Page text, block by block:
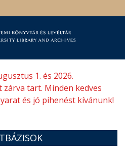
1. és 2026.
tart. Minden kedves
és jó pihenést kívánunk!